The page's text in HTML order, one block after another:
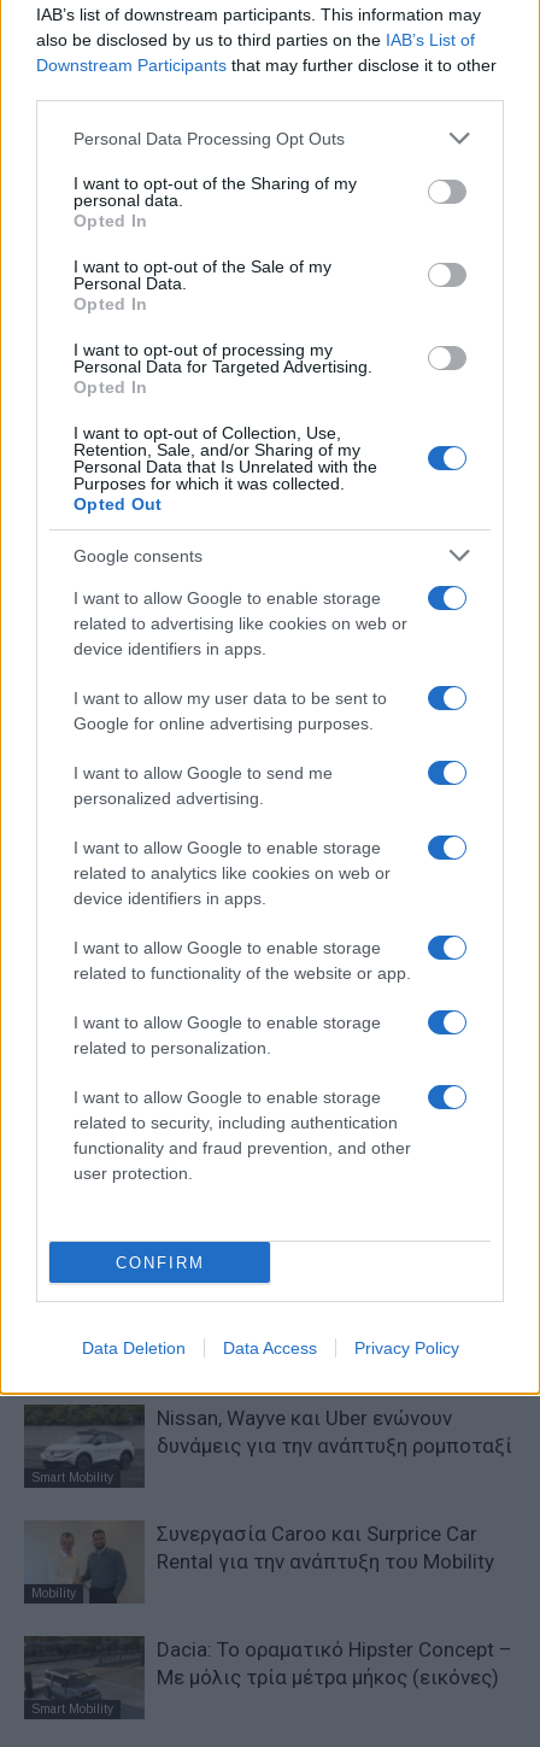
IAB’s list of downstream participants. This information may
also be disclosed by us to third parties on the IAB’s List of
Downstream Participants that may further disclose it to other
Please note that this website/app uses one or more Google
not limited to your visit or usage behaviour. You may click to
grant or deny consent to Google and its third-party tags to
use your data for below specified purposes in below Google
consent section.
Personal Data Processing Opt Outs
I want to opt-out of the Sharing of my
personal data.
Opted In
I want to opt-out of the Sale of my
Personal Data.
Opted In
I want to opt-out of processing my
Personal Data for Targeted Advertising.
Opted In
I want to opt-out of Collection, Use,
Retention, Sale, and/or Sharing of my
Personal Data that Is Unrelated with the
Purposes for which it was collected.
Opted Out
Google consents
I want to allow Google to enable storage
related to advertising like cookies on web or
device identifiers in apps.
I want to allow my user data to be sent to
Google for online advertising purposes.
I want to allow Google to send me
personalized advertising.
I want to allow Google to enable storage
related to analytics like cookies on web or
device identifiers in apps.
I want to allow Google to enable storage
related to functionality of the website or app.
I want to allow Google to enable storage
related to personalization.
I want to allow Google to enable storage
related to security, including authentication
functionality and fraud prevention, and other
user protection.
CONFIRM
Data Deletion Data Access Privacy Policy
VW: Η δύσκολη εξίσωση
της αναδιάρθρωσης
το Αρχαίο Θέατρο
Επιδαύρου άνοιξε τις πύλες
βιωσιμότητα σε καθημερινή πράξη
Stoiximan: «Πού ήσουν;» στις μεγάλες στιγμές του
Ολυμπιακού
American Express MaaS
Αυστρία
Γερμανία Ευρώπη
Νέα εποχή για τη Volvo Cars
ΠΕΡΙΣΣΟΤΕΡΑ ΑΠΟ ΤΟΝ ΔΗΜΙΟΥΡΓΟ
Smart Mobility
Nissan, Wayve και Uber ενώνουν
δυνάμεις για την ανάπτυξη ρομποταξί
Mobility
Συνεργασία Caroo και Surprice Car
Rental για την ανάπτυξη του Mobility
Smart Mobility
Dacia: To oραματικό Hipster Concept –
Με μόλις τρία μέτρα μήκος (εικόνες)